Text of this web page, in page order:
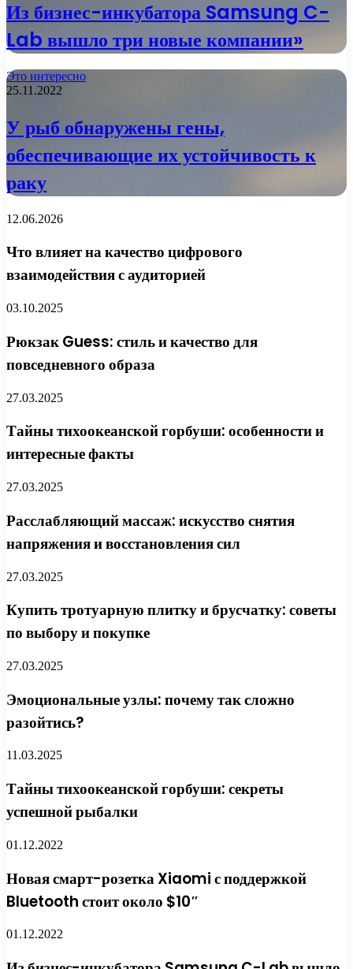
Из бизнес-инкубатора Samsung C-
Lab вышло три новые компании»
Это интересно
25.11.2022
У рыб обнаружены гены,
обеспечивающие их устойчивость к
раку
12.06.2026
Что влияет на качество цифрового
взаимодействия с аудиторией
03.10.2025
Рюкзак Guess: стиль и качество для
повседневного образа
27.03.2025
Тайны тихоокеанской горбуши: особенности и
интересные факты
27.03.2025
Расслабляющий массаж: искусство снятия
напряжения и восстановления сил
27.03.2025
Купить тротуарную плитку и брусчатку: советы
по выбору и покупке
27.03.2025
Эмоциональные узлы: почему так сложно
разойтись?
11.03.2025
Тайны тихоокеанской горбуши: секреты
успешной рыбалки
01.12.2022
Новая смарт-розетка Xiaomi с поддержкой
Bluetooth стоит около $10″
01.12.2022